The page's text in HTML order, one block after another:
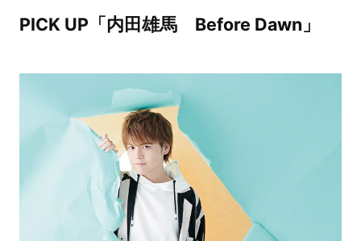
PICK UP「内田雄馬 Before Dawn」